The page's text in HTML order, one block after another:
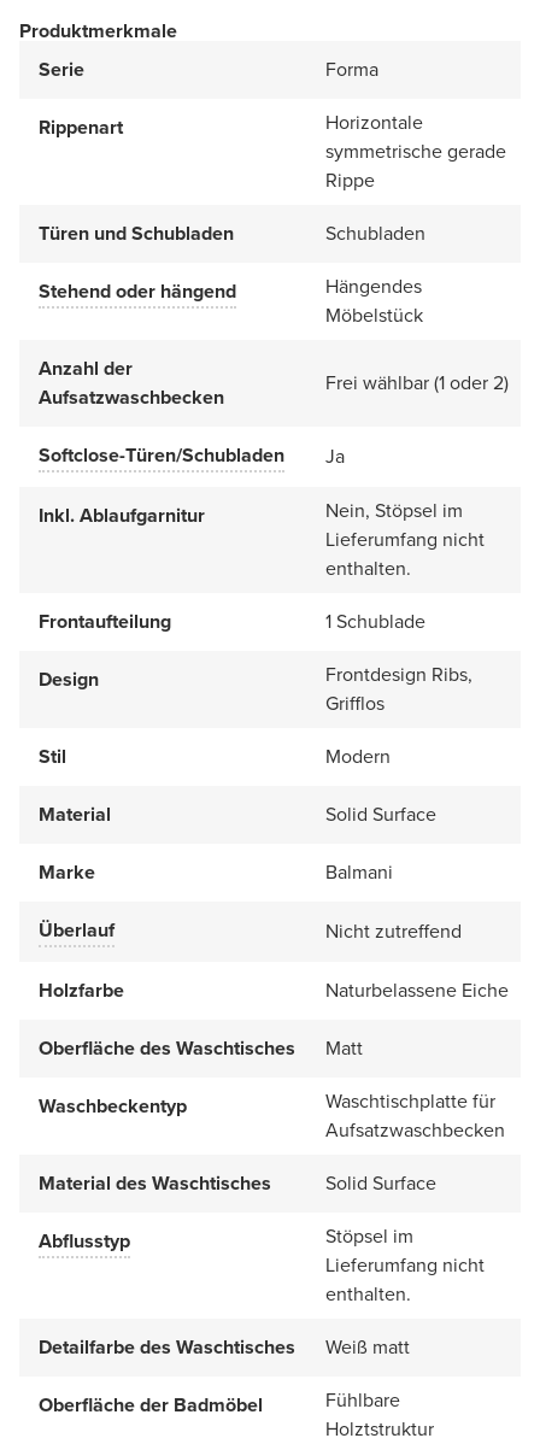
Produktmerkmale
Serie
Forma
Rippenart
Horizontale
symmetrische gerade
Rippe
Türen und Schubladen
Schubladen
Stehend oder hängend
Hängendes
Möbelstück
Anzahl der
Aufsatzwaschbecken
Frei wählbar (1 oder 2)
Softclose-Türen/Schubladen Ja
Inkl. Ablaufgarnitur
Nein, Stöpsel im
Lieferumfang nicht
enthalten.
Frontaufteilung
1 Schublade
Design
Frontdesign Ribs,
Grifflos
Stil
Modern
Material Solid Surface
Marke Balmani
Überlauf Nicht zutreffend
Holzfarbe Naturbelassene Eiche
Oberfläche des Waschtisches Matt
Waschbeckentyp
Waschtischplatte für
Aufsatzwaschbecken
Material des Waschtisches
Solid Surface
Abflusstyp
Stöpsel im
Lieferumfang nicht
enthalten.
Detailfarbe des Waschtisches
Weiß matt
Oberfläche der Badmöbel
Fühlbare
Holztstruktur